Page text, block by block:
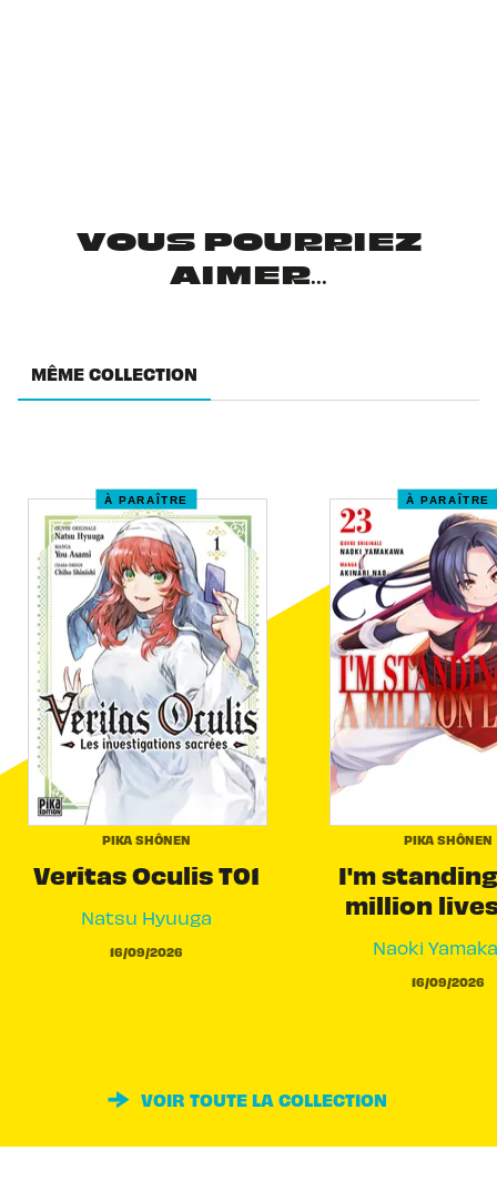
VOUS POURRIEZ
AIMER...
MÊME COLLECTION
À PARAÎTRE
PIKA SHÔNEN
Veritas Oculis T01
Natsu Hyuuga
16/09/2026
À PARAÎTRE
PIKA SHÔNEN
I'm
million
Naoki
16/09/2026
VOIR TOUTE LA COLLECTION